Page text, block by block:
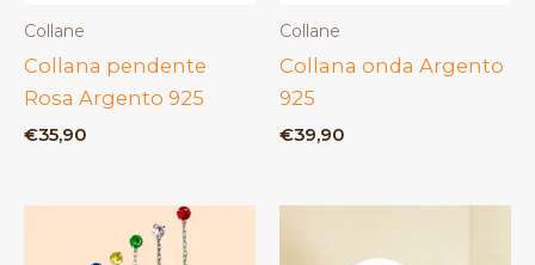
Collane
Collana pendente
Rosa Argento 925
€35,90
Collane
Collana onda Argento
925
€39,90